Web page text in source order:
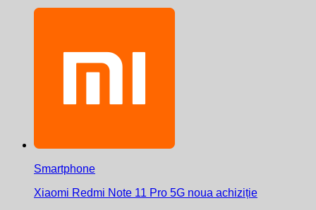
Smartphone
Xiaomi Redmi Note 11 Pro 5G noua achiziție